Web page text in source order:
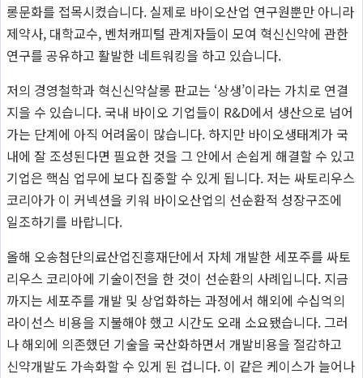
롱문화를 접목시켰습니다. 실제로 바이오산업 연구원뿐만 아니라
제약사, 대학교수, 벤처캐피털 관계자들이 모여 혁신신약에 관한
연구를 공유하고 활발한 네트워킹을 하고 있습니다.
저의 경영철학과 혁신신약살롱 판교는 ‘상생’이라는 가치로 연결
지을 수 있습니다. 국내 바이오 기업들이 R&D에서 생산으로 넘어
가는 단계에 아직 어려움이 많습니다. 하지만 바이오생태계가 국
내에 잘 조성된다면 필요한 것을 그 안에서 손쉽게 해결할 수 있고
기업은 핵심 업무에 보다 집중할 수 있게 됩니다. 저는 싸토리우스
코리아가 이 커넥션을 키워 바이오산업의 선순환적 성장구조에
일조하기를 바랍니다.
올해 오송첨단의료산업진흥재단에서 자체 개발한 세포주를 싸토
리우스 코리아에 기술이전을 한 것이 선순환의 사례입니다. 지금
까지는 세포주를 개발 및 상업화하는 과정에서 해외에 수십억의
라이선스 비용을 지불해야 했고 시간도 오래 소요됐습니다. 그러
나 해외에 의존했던 기술을 국산화하면서 개발비용을 절감하고
신약개발도 가속화할 수 있게 된 겁니다. 이 같은 케이스가 늘어나